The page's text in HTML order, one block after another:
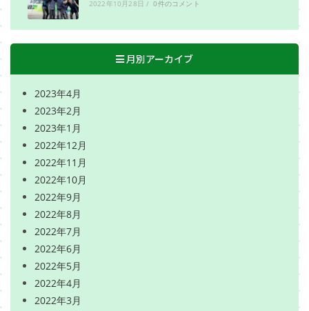
2022年10月28日 / 0件のコメント
月別アーカイブ
2023年4月
2023年2月
2023年1月
2022年12月
2022年11月
2022年10月
2022年9月
2022年8月
2022年7月
2022年6月
2022年5月
2022年4月
2022年3月